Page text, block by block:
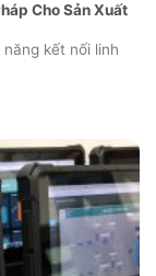
Cho Sản Xuất
kết nối linh